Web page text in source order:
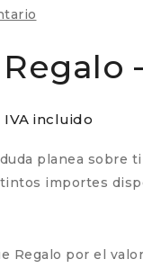
IVA incluido
planea sobre
importes
Regalo por el